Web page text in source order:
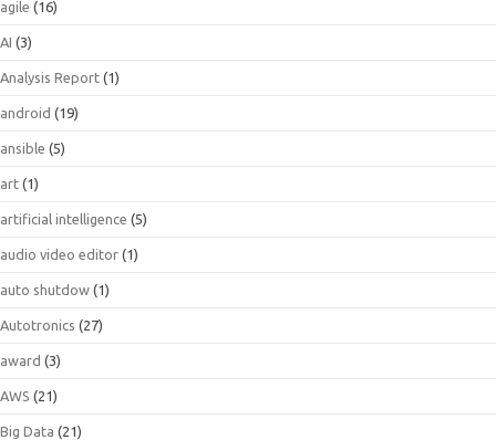
agile (16)
AI (3)
Analysis Report (1)
android (19)
ansible (5)
art (1)
artificial intelligence (5)
audio video editor (1)
auto shutdow (1)
Autotronics (27)
award (3)
AWS (21)
Big Data (21)